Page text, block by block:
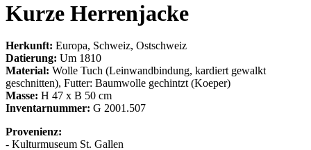
Kurze Herrenjacke
Herkunft: Europa, Schweiz, Ostschweiz
Datierung: Um 1810
Material: Wolle Tuch (Leinwandbindung, kardiert gewalkt
geschnitten), Futter: Baumwolle gechintzt (Koeper)
Masse: H 47 x B 50 cm
Inventarnummer: G 2001.507
Provenienz:
- Kulturmuseum St. Gallen